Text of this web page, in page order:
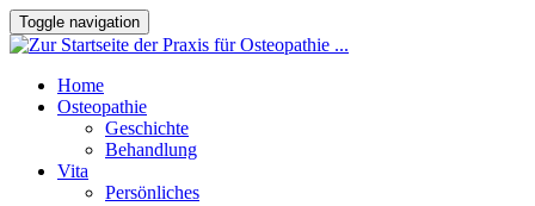
Toggle navigation
Home
Osteopathie
Geschichte
Behandlung
Vita
Persönliches